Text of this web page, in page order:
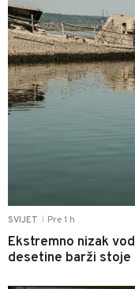
SVIJET Pre 1 h
Ekstremno nizak
desetine barži stoje